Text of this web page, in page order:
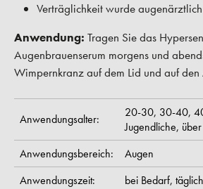
Verträglichkeit wurde
Anwendung: Tragen Sie das
Augenbrauenserum morgens und
Wimpernkranz auf dem Lid und auf
Anwendungsalter: 20-30, 30-40,
Jugendliche,
Anwendungsbereich:
Augen
Anwendungszeit:
bei Bedarf, täglich